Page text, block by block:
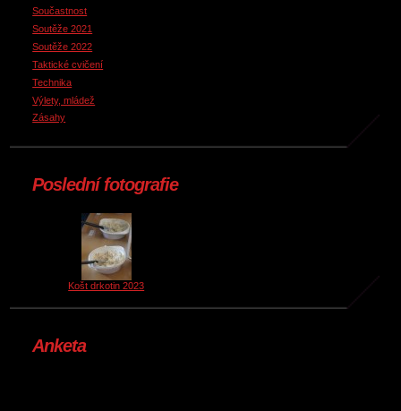
Součastnost
Soutěže 2021
Soutěže 2022
Taktické cvičení
Technika
Výlety, mládež
Zásahy
Poslední fotografie
Košt drkotin 2023
Anketa